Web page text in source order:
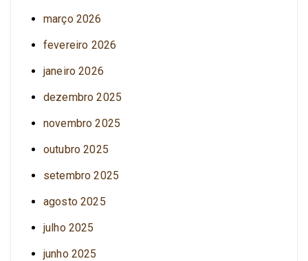
março 2026
fevereiro 2026
janeiro 2026
dezembro 2025
novembro 2025
outubro 2025
setembro 2025
agosto 2025
julho 2025
junho 2025